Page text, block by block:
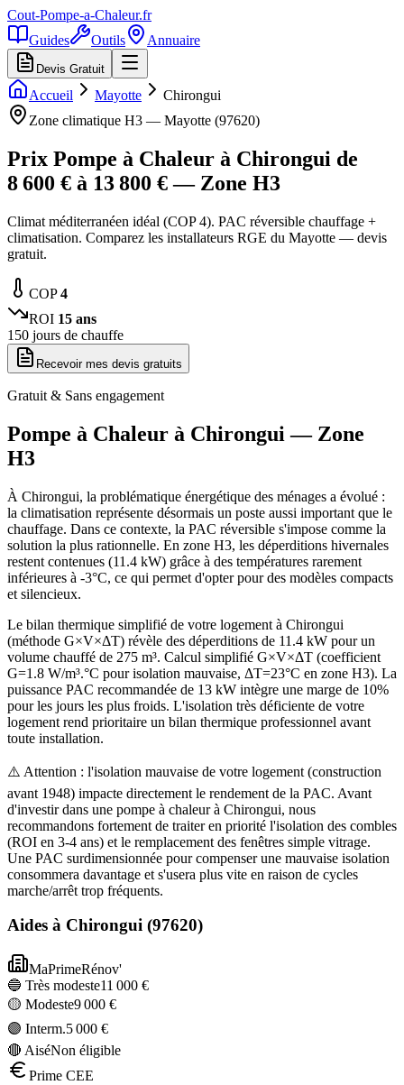
Cout-Pompe-a-Chaleur.fr
Guides
Outils Annuaire
Devis Gratuit
Accueil Mayotte
Chirongui
Zone climatique H3 — Mayotte (97620)
Prix Pompe à Chaleur à Chirongui de
8 600 € à 13 800 € — Zone H3
Climat méditerranéen idéal (COP 4). PAC réversible chauffage +
climatisation. Comparez les installateurs RGE du Mayotte — devis
gratuit.
COP4
ROI 15 ans
150 jours de chauffe
Recevoir mes devis gratuits
Gratuit & Sans engagement
Pompe à Chaleur à Chirongui — Zone
H3
À Chirongui, la problématique énergétique des ménages a évolué :
la climatisation représente désormais un poste aussi important que le
chauffage. Dans ce contexte, la PAC réversible s'impose comme la
solution la plus rationnelle. En zone H3, les déperditions hivernales
restent contenues (11.4 kW) grâce à des températures rarement
inférieures à -3°C, ce qui permet d'opter pour des modèles compacts
et silencieux.
Le bilan thermique simplifié de votre logement à Chirongui
(méthode G×V×ΔT) révèle des déperditions de 11.4 kW pour un
volume chauffé de 275 m³. Calcul simplifié G×V×ΔT (coefficient
G=1.8 W/m³.°C pour isolation mauvaise, ΔT=23°C en zone H3). La
puissance PAC recommandée de 13 kW intègre une marge de 10%
pour les jours les plus froids. L'isolation très déficiente de votre
logement rend prioritaire un bilan thermique professionnel avant
toute installation.
⚠️ Attention : l'isolation mauvaise de votre logement (construction
avant 1948) impacte directement le rendement de la PAC. Avant
d'investir dans une pompe à chaleur à Chirongui, nous
recommandons fortement de traiter en priorité l'isolation des combles
(ROI en 3-4 ans) et le remplacement des fenêtres simple vitrage.
Une PAC surdimensionnée pour compenser une mauvaise isolation
consommera davantage et s'usera plus vite en raison de cycles
marche/arrêt trop fréquents.
Aides à Chirongui (97620)
MaPrimeRénov'
🔵 Très modeste11 000 €
🟡 Modeste9 000 €
🟣 Interm.5 000 €
🔴 AiséNon éligible
Prime CEE